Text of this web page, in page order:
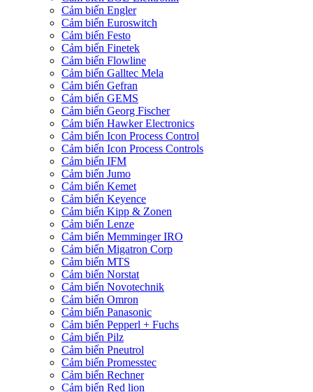
Cảm biến Engler
Cảm biến Euroswitch
Cảm biến Festo
Cảm biến Finetek
Cảm biến Flowline
Cảm biến Galltec Mela
Cảm biến Gefran
Cảm biến GEMS
Cảm biến Georg Fischer
Cảm biến Hawker Electronics
Cảm biến Icon Process Control
Cảm biến Icon Process Controls
Cảm biến IFM
Cảm biến Jumo
Cảm biến Kemet
Cảm biến Keyence
Cảm biến Kipp & Zonen
Cảm biến Lenze
Cảm biến Memminger IRO
Cảm biến Migatron Corp
Cảm biến MTS
Cảm biến Norstat
Cảm biến Novotechnik
Cảm biến Omron
Cảm biến Panasonic
Cảm biến Pepperl + Fuchs
Cảm biến Pilz
Cảm biến Pneutrol
Cảm biến Promesstec
Cảm biến Rechner
Cảm biến Red lion